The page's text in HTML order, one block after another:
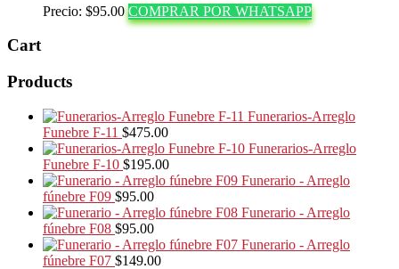
Precio: $95.00 COMPRAR POR WHATSAPP
Cart
Products
Funerarios-Arreglo
Funebre F-11 $475.00
Funerarios-Arreglo
Funebre F-10 $195.00
Funerario - Arreglo
fúnebre F09 $95.00
Funerario - Arreglo
fúnebre F08 $95.00
Funerario - Arreglo
fúnebre F07 $149.00